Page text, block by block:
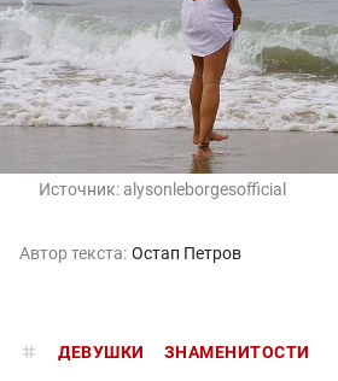
Источник:alysonleborgesofficial
Автор текста: Остап Петров
ДЕВУШКИ ЗНАМЕНИТОСТИ